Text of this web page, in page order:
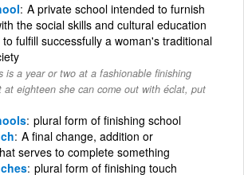
A private school intended to furnish
the social skills and cultural education
fulfill successfully a woman's traditional
is a year or two at a fashionable finishing
at eighteen she can come out with éclat, put
plural form of finishing school
A final change, addition or
serves to complete something
plural form of finishing touch